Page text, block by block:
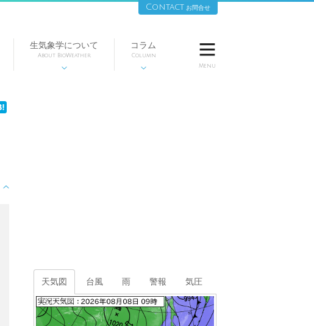
生気象学について
About BioWeather

コラム
Column


Menu
天気図 台風 雨 警報 気圧
Contact お問合せ